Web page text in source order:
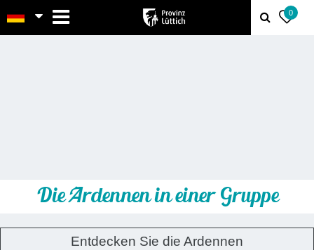
GROUPES 0
Die Ardennen in einer Gruppe
Entdecken Sie die Ardennen